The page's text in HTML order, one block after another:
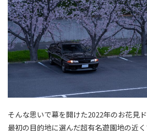
そんな思いで幕を開けた2022年のお花見ド
最初の目的地に選んだ超有名遊園地の近